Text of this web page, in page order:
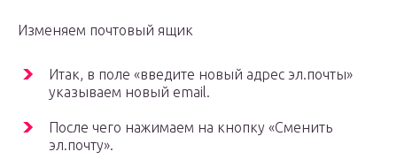
Изменяем почтовый ящик
Итак, в поле «введите новый адрес эл.почты»
указываем новый email.
После чего нажимаем на кнопку «Сменить
эл.почту».